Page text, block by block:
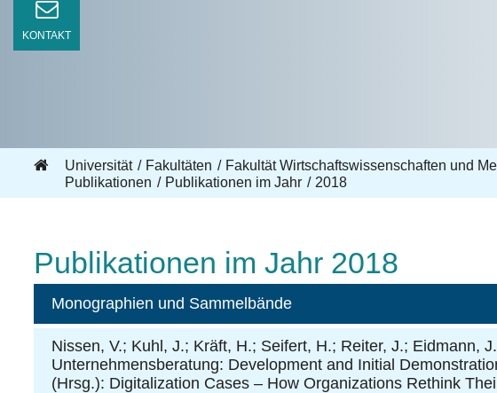
KONTAKT
Universität Fakultäten Fakultät Wirtschaftswissenschaften und
Publikationen
Publikationen im Jahr 2018
Publikationen im Jahr 2018
Monographien und Sammelbände
Nissen, V.; Kuhl, J.; Kräft, H.; Seifert, H.; Reiter, J.; Eidmann,
Unternehmensberatung: Development and Initial
(Hrsg.): Digitalization Cases – How Organizations Rethink